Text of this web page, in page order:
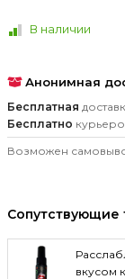
В наличии
Анонимная
Бесплатная
Бесплатно
Возможен
Сопутствующие
вкусом